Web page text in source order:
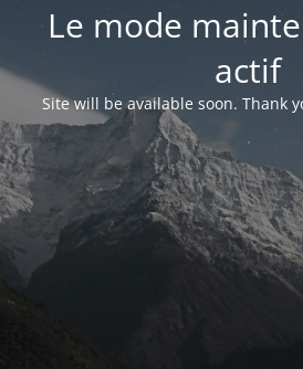
Le mode
actif
Site will be available soon. Thank